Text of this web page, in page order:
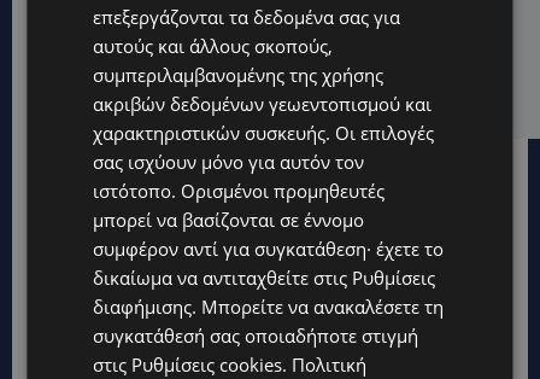
ΟΡΦΕΑΣ ΣΟΛΩΜΟΥ: Ο 10χρονος Κύπριος που
πρωταγωνιστεί στην εκστρατεία εξοικονόμησης
νερού – Απλά βήματα που κάνουν τη διαφορά -
(Βίντεο)
επεξεργάζονται τα δεδομένα σας για
αυτούς και άλλους σκοπούς,
συμπεριλαμβανομένης της χρήσης
ακριβών δεδομένων γεωεντοπισμού και
χαρακτηριστικών συσκευής. Οι επιλογές
σας ισχύουν μόνο για αυτόν τον
ιστότοπο. Ορισμένοι προμηθευτές
μπορεί να βασίζονται σε έννομο
συμφέρον αντί για συγκατάθεση· έχετε το
δικαίωμα να αντιταχθείτε στις Ρυθμίσεις
διαφήμισης. Μπορείτε να ανακαλέσετε τη
συγκατάθεσή σας οποιαδήποτε στιγμή
στις Ρυθμίσεις cookies. Πολιτική